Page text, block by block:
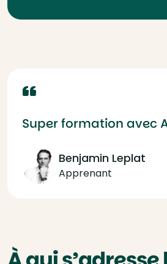
Super formation avec
Benjamin Leplat
Apprenant